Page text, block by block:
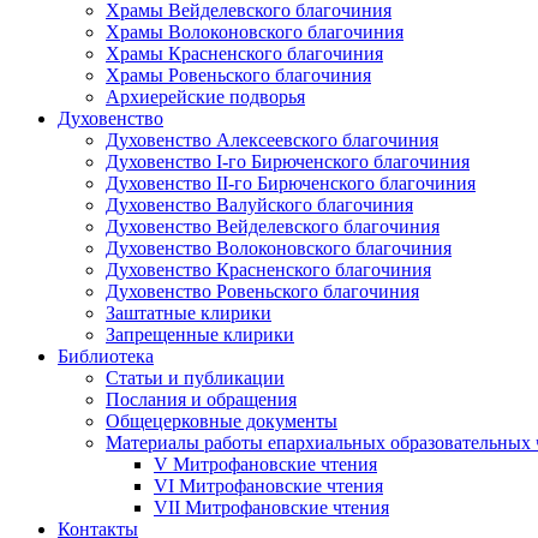
Храмы Вейделевского благочиния
Храмы Волоконовского благочиния
Храмы Красненского благочиния
Храмы Ровеньского благочиния
Архиерейские подворья
Духовенство
Духовенство Алексеевского благочиния
Духовенство I-го Бирюченского благочиния
Духовенство II-го Бирюченского благочиния
Духовенство Валуйского благочиния
Духовенство Вейделевского благочиния
Духовенство Волоконовского благочиния
Духовенство Красненского благочиния
Духовенство Ровеньского благочиния
Заштатные клирики
Запрещенные клирики
Библиотека
Статьи и публикации
Послания и обращения
Общецерковные документы
Материалы работы епархиальных образовательных
V Митрофановские чтения
VI Митрофановские чтения
VII Митрофановские чтения
Контакты